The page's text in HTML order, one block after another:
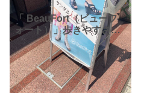
「 BeauFort（ビューフ
ォート）」歩きやすさが
ウリの靴屋さん。サンダ
ルが苦手と思われる方も
クッションが多く履きや
すくておすすめです。ギ
フトにもいかがでしょ